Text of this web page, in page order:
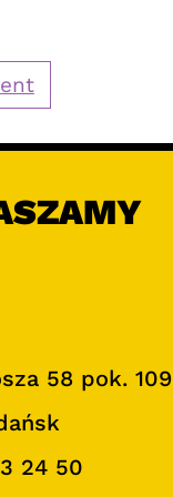
58 pok. 109
24 50